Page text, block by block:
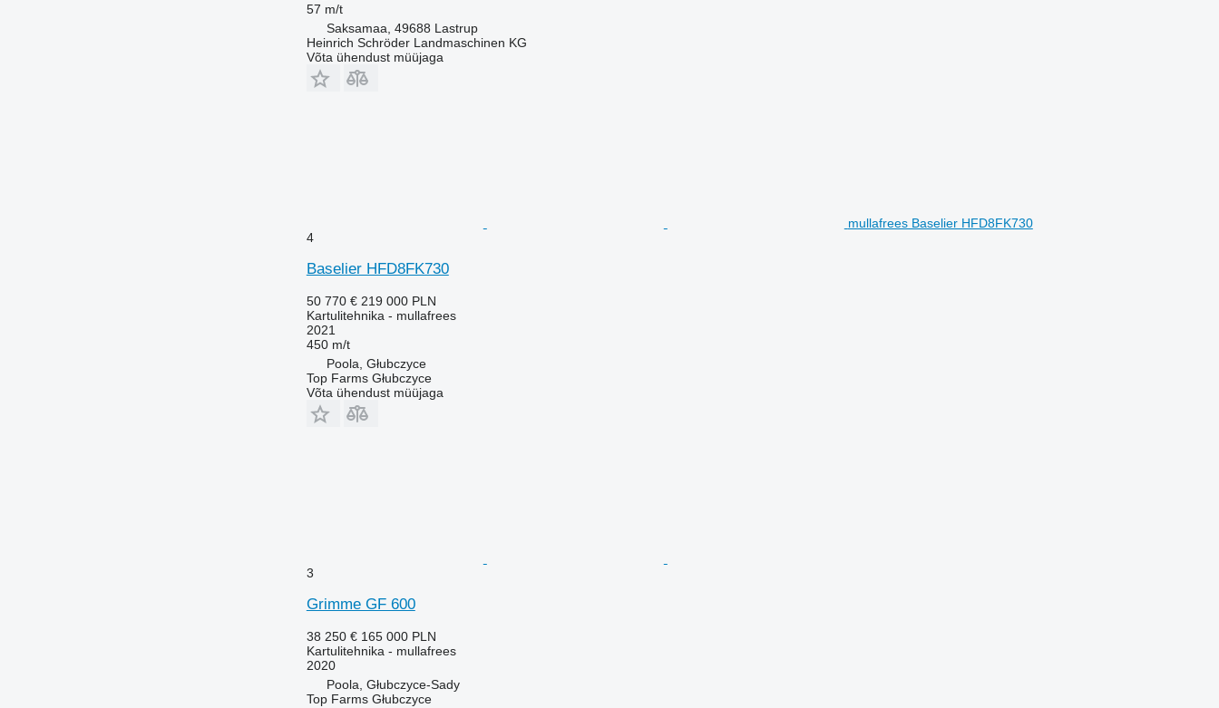
57 m/t
Saksamaa, 49688 Lastrup
Heinrich Schröder Landmaschinen KG
Võta ühendust müüjaga
mullafrees Baselier HFD8FK730
4
Baselier HFD8FK730
50 770 € 219 000 PLN
Kartulitehnika - mullafrees
2021
450 m/t
Poola, Głubczyce
Top Farms Głubczyce
Võta ühendust müüjaga
3
Grimme GF 600
38 250 € 165 000 PLN
Kartulitehnika - mullafrees
2020
Poola, Głubczyce-Sady
Top Farms Głubczyce